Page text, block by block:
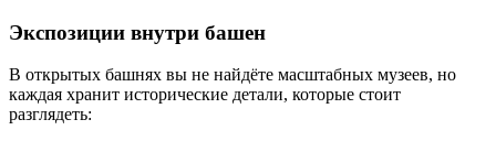
Экспозиции внутри башен
В открытых башнях вы не найдёте масштабных музеев, но
каждая хранит исторические детали, которые стоит
разглядеть: